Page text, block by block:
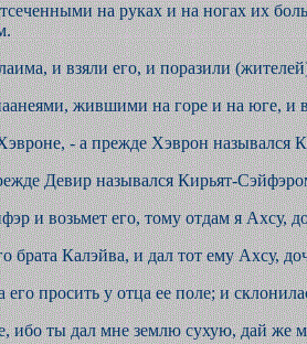
на руках и на ногах их
и взяли его, и поразили
жившими на горе и на юге, и
- а прежде Хэврон
Девир назывался Кирьят-
и возьмет его, тому отдам я Ахсу,
брата Калэйва, и дал тот ему Ахсу,
просить у отца ее поле; и
ибо ты дал мне землю сухую, дай